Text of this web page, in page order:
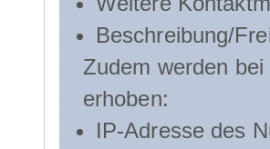
Beschreibung/
Zudem werden
erhoben:
IP-Adresse des